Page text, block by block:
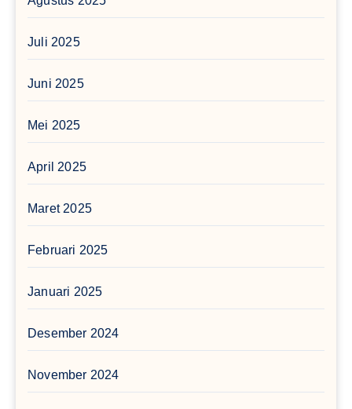
Juli 2025
Juni 2025
Mei 2025
April 2025
Maret 2025
Februari 2025
Januari 2025
Desember 2024
November 2024